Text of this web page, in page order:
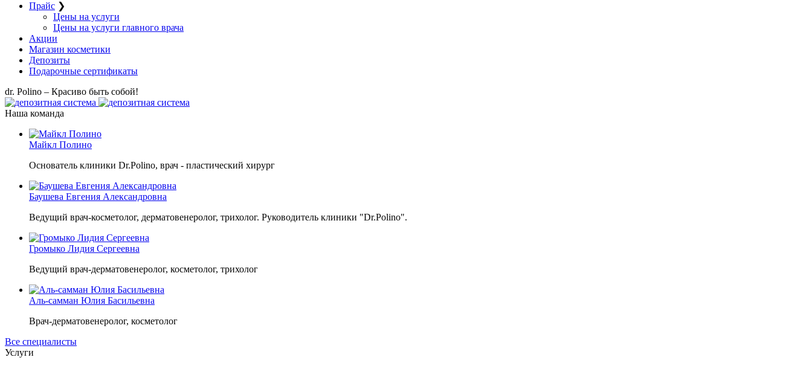
Прайс ❯
Цены на услуги
Цены на услуги главного врача
Акции
Магазин косметики
Депозиты
Подарочные сертификаты
dr. Polino – Красиво быть собой!
Наша команда
Майкл Полино
Основатель клиники Dr.Polino, врач - пластический хирург
Баушева Евгения Александровна
Ведущий врач-косметолог, дерматовенеролог, трихолог. Руководитель клиники "Dr.Polino".
Громыко Лидия Сергеевна
Ведущий врач-дерматовенеролог, косметолог, трихолог
Аль-самман Юлия Басильевна
Врач-дерматовенеролог, косметолог
Все специалисты
Услуги